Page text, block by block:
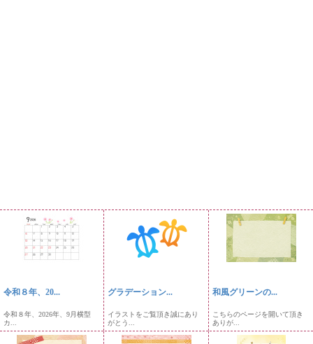
令和８年、20...
令和８年、2026年、9月横型
カ...
グラデーション...
イラストをご覧頂き誠にあり
がとう...
和風グリーンの...
こちらのページを開いて頂き
ありが...